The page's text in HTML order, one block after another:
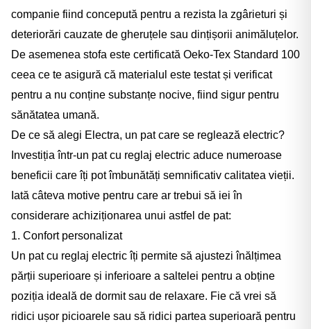
companie fiind concepută pentru a rezista la zgârieturi și
deteriorări cauzate de gheruțele sau dințișorii animăluțelor.
De asemenea stofa este certificată Oeko-Tex Standard 100
ceea ce te asigură că materialul este testat și verificat
pentru a nu conține substanțe nocive, fiind sigur pentru
sănătatea umană.
De ce să alegi Electra, un pat care se reglează electric?
Investiția într-un pat cu reglaj electric aduce numeroase
beneficii care îți pot îmbunătăți semnificativ calitatea vieții.
Iată câteva motive pentru care ar trebui să iei în
considerare achiziționarea unui astfel de pat:
1. Confort personalizat
Un pat cu reglaj electric îți permite să ajustezi înălțimea
părții superioare și inferioare a saltelei pentru a obține
poziția ideală de dormit sau de relaxare. Fie că vrei să
ridici ușor picioarele sau să ridici partea superioară pentru